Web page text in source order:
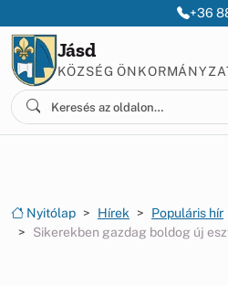
+36
Jásd
KÖZSÉG
Nyitólap Hírek
Populáris hír
Sikerekben gazdag boldog új